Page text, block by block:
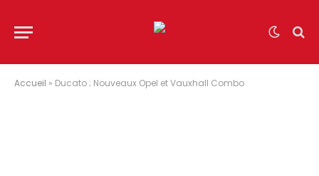
Accueil » Ducato ; Nouveaux Opel et Vauxhall Combo